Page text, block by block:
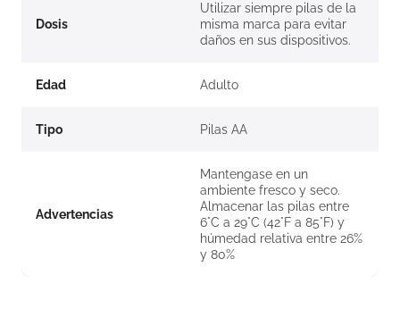
Dosis
Utilizar siempre pilas de la
misma marca para evitar
daños en sus dispositivos.
Edad Adulto
Tipo Pilas AA
Advertencias
Mantengase en un
ambiente fresco y seco.
Almacenar las pilas entre
6°C a 29°C (42°F a 85°F) y
húmedad relativa entre 26%
y 80%